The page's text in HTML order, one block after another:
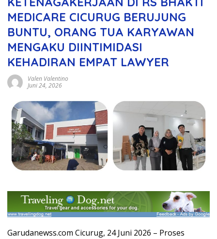
MEDICARE CICURUG BERUJUNG
BUNTU, ORANG TUA KARYAWAN
MENGAKU DIINTIMIDASI
KEHADIRAN EMPAT LAWYER
Valen Valentino
Juni 24, 2026
Garudanewss.com Cicurug, 24 Juni 2026 – Proses